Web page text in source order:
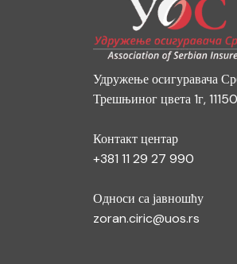
Удружење осигуравача
Трешњиног цвета 1г,
Контакт центар
+381 11 29 27 990
Односи са јавношћу
zoran.ciric@uos.rs